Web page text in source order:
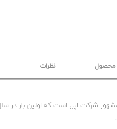
محصول نظرات